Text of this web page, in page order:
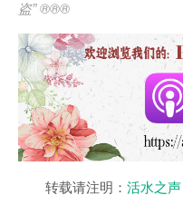
盗” ®®®
转载请注明： 活水之声